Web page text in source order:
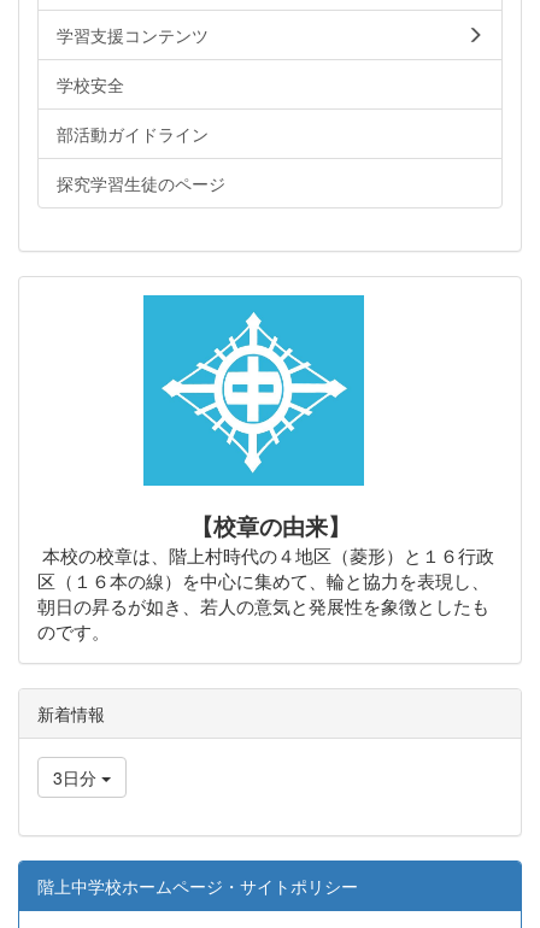
学習支援コンテンツ
学校安全
部活動ガイドライン
探究学習生徒のページ
【校章の由来】
本校の校章は、階上村時代の４地区（菱形）と１６行政
区（１６本の線）を中心に集めて、輪と協力を表現し、
朝日の昇るが如き、若人の意気と発展性を象徴としたも
のです。
新着情報
3日分
階上中学校ホームページ・サイトポリシー